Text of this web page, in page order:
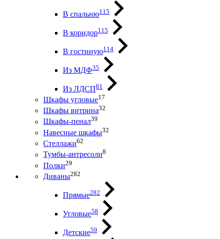
В спальню115
В коридор115
В гостиную114
Из МДФ35
Из ЛДСП81
Шкафы угловые17
Шкафы витрина32
Шкафы-пенал39
Навесные шкафы32
Стеллажи62
Тумбы-антресоли8
Полки29
Диваны282
Прямые282
Угловые58
Детские59